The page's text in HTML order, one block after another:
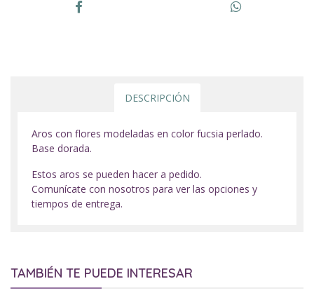
DESCRIPCIÓN
Aros con flores modeladas en color fucsia perlado.
Base dorada.
Estos aros se pueden hacer a pedido.
Comunícate con nosotros para ver las opciones y
tiempos de entrega.
TAMBIÉN TE PUEDE INTERESAR